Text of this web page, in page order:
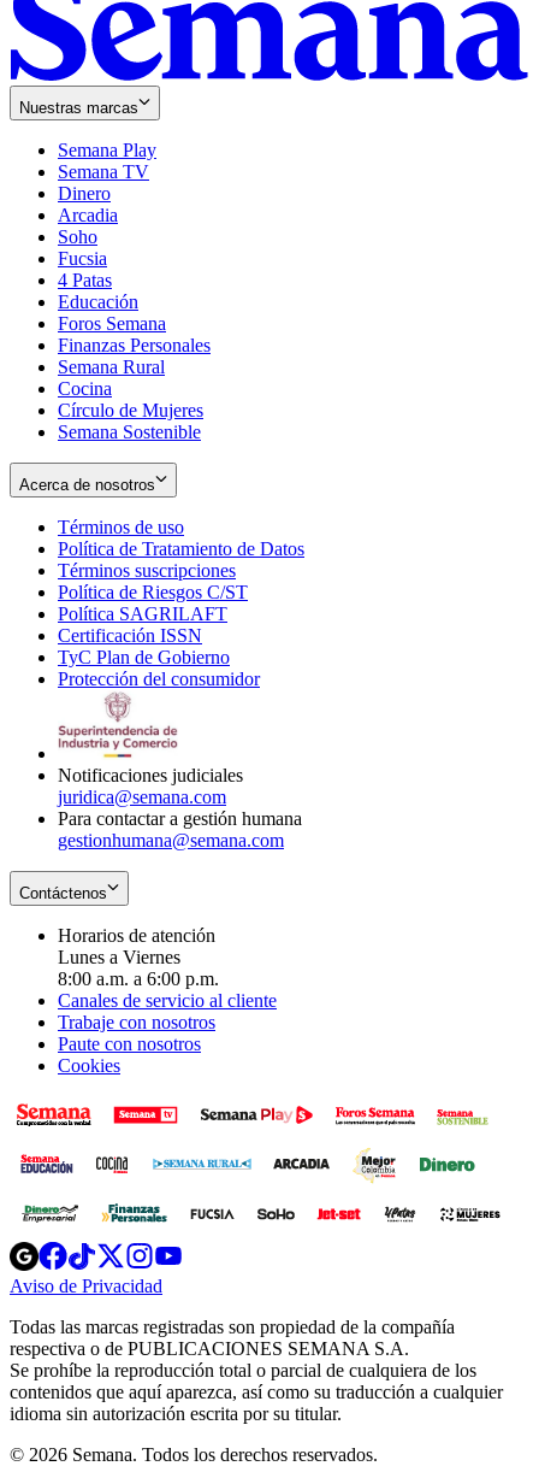
Nuestras marcas
Semana Play
Semana TV
Dinero
Arcadia
Soho
in
new
window
Fucsia
in
new
window
4 Patas
Educación
Foros Semana
Finanzas Personales
Semana Rural
Cocina
Círculo de Mujeres
Semana Sostenible
Acerca de nosotros
Términos de uso
in
new
window
Política de Tratamiento de Datos
Términos suscripciones
in
Política de Riesgos C/ST
Política SAGRILAFT
new
window
Certificación ISSN
in
new
TyC Plan de Gobierno
in
Protección del consumidorOpens
Notificaciones judiciales
juridica@semana.com
Para contactar a gestión humana
gestionhumana@semana.com
Contáctenos
Horarios de atención
Lunes a Viernes
8:00 a.m. a 6:00 p.m.
Canales de servicio al cliente
Trabaje con nosotros
Paute con nosotros
Cookies
Opens
in
new
Opens
in
new
Opens
in
new
window
Opens
new
windowwindow
Aviso de Privacidad
new
window
Todas las marcas registradas son propiedad de la compañía
respectiva o de PUBLICACIONES SEMANA S.A.
Se prohíbe la reproducción total o parcial de cualquiera de los
contenidos que aquí aparezca, así como su traducción a cualquier
idioma sin autorización escrita por su titular.
© 2026 Semana. Todos los derechos reservados.